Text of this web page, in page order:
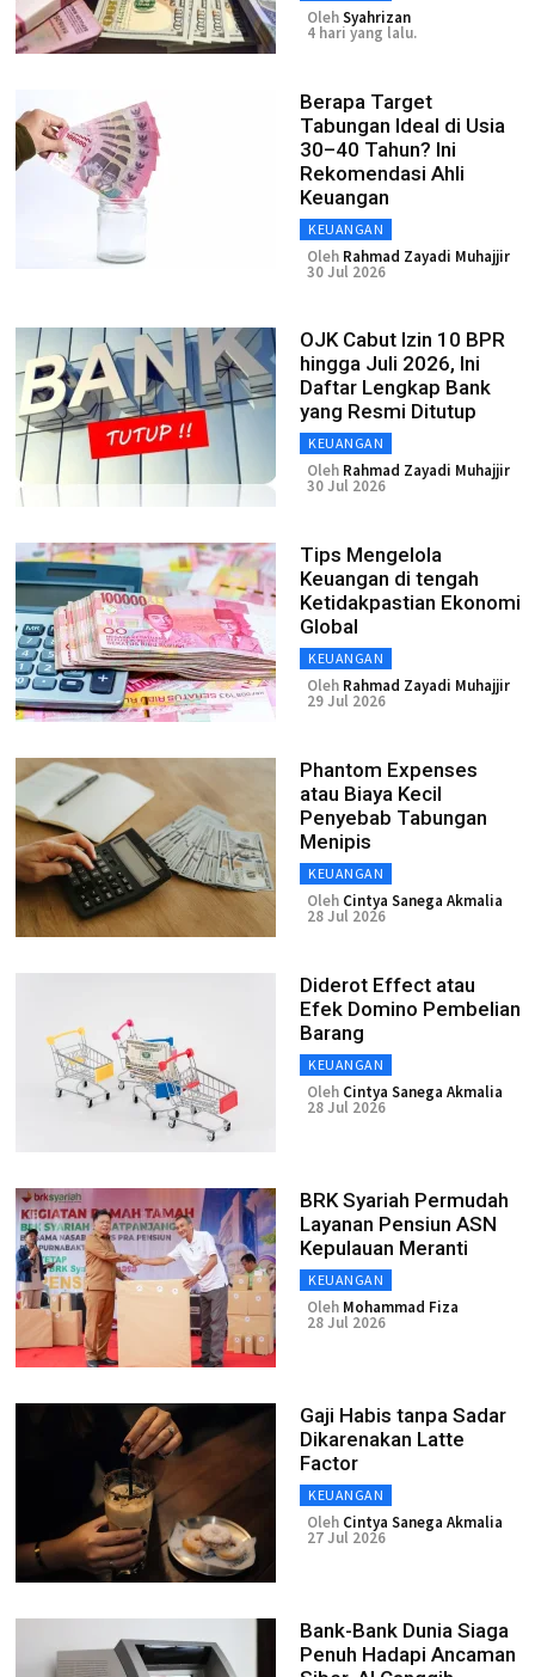
OlehSyahrizan
4 hari yang lalu.
Berapa Target
Tabungan Ideal di Usia
30–40 Tahun? Ini
Rekomendasi Ahli
Keuangan
KEUANGAN
Oleh Rahmad Zayadi Muhajjir
30 Jul 2026
OJK Cabut Izin 10 BPR
hingga Juli 2026, Ini
Daftar Lengkap Bank
yang Resmi Ditutup
KEUANGAN
Oleh Rahmad Zayadi Muhajjir
30 Jul 2026
Tips Mengelola
Keuangan di tengah
Ketidakpastian Ekonomi
Global
KEUANGAN
Oleh Rahmad Zayadi Muhajjir
29 Jul 2026
Phantom Expenses
atau Biaya Kecil
Penyebab Tabungan
Menipis
KEUANGAN
Oleh Cintya Sanega Akmalia
28 Jul 2026
Diderot Effect atau
Efek Domino Pembelian
Barang
KEUANGAN
Oleh Cintya Sanega Akmalia
28 Jul 2026
BRK Syariah Permudah
Layanan Pensiun ASN
Kepulauan Meranti
KEUANGAN
Oleh Mohammad Fiza
28 Jul 2026
Gaji Habis tanpa Sadar
Dikarenakan Latte
Factor
KEUANGAN
Oleh Cintya Sanega Akmalia
27 Jul 2026
Bank-Bank Dunia Siaga
Penuh Hadapi Ancaman